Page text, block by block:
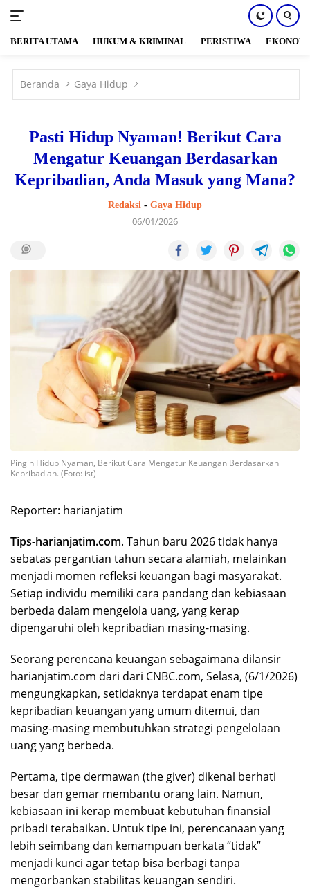
konten
BERITA UTAMA HUKUM & KRIMINAL PERISTIWA EKONOMI
Beranda Gaya Hidup
Pasti Hidup Nyaman! Berikut Cara
Mengatur Keuangan Berdasarkan
Kepribadian, Anda Masuk yang Mana?
Redaksi - Gaya Hidup
06/01/2026
Pingin Hidup Nyaman, Berikut Cara Mengatur Keuangan Berdasarkan
Kepribadian. (Foto: ist)
Reporter: harianjatim
Tips-harianjatim.com. Tahun baru 2026 tidak hanya
sebatas pergantian tahun secara alamiah, melainkan
menjadi momen refleksi keuangan bagi masyarakat.
Setiap individu memiliki cara pandang dan kebiasaan
berbeda dalam mengelola uang, yang kerap
dipengaruhi oleh kepribadian masing-masing.
Seorang perencana keuangan sebagaimana dilansir
harianjatim.com dari dari CNBC.com, Selasa, (6/1/2026)
mengungkapkan, setidaknya terdapat enam tipe
kepribadian keuangan yang umum ditemui, dan
masing-masing membutuhkan strategi pengelolaan
uang yang berbeda.
Pertama, tipe dermawan (the giver) dikenal berhati
besar dan gemar membantu orang lain. Namun,
kebiasaan ini kerap membuat kebutuhan finansial
pribadi terabaikan. Untuk tipe ini, perencanaan yang
lebih seimbang dan kemampuan berkata “tidak”
menjadi kunci agar tetap bisa berbagi tanpa
mengorbankan stabilitas keuangan sendiri.